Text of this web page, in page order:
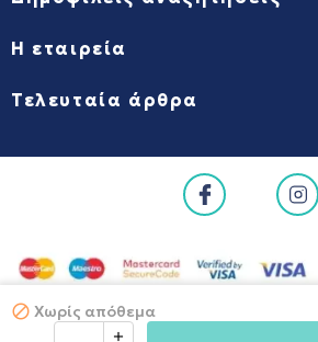
Χωρίς απόθεμα
Η εταιρεία
Τελευταία άρθρα